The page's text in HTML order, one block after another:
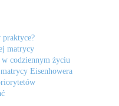
praktyce?
matrycy
w codziennym życiu
Eisenhowera